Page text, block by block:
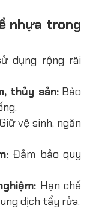
nhựa trong
dụng rộng rãi
thủy sản:Bảo
Giữ vệ sinh, ngăn
Đảm bảo quy
Hạn chế
dịch tẩy rửa.